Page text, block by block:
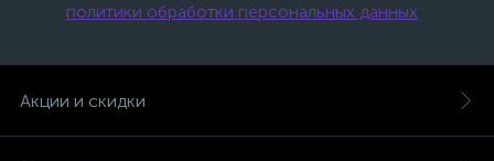
политики обработки персональных данных
Акции и скидки